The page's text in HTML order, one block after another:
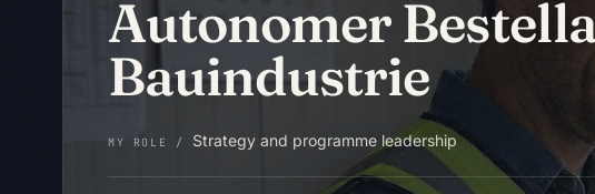
Autonomer
Bauindustrie
MY ROLE / Strategy and programme leadership